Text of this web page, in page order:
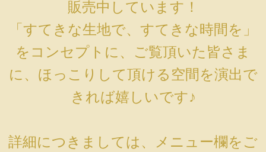
販売中しています！
「すてきな生地で、すてきな時間を」
をコンセプトに、ご覧頂いた皆さま
に、ほっこりして頂ける空間を演出で
きれば嬉しいです♪
詳細につきましては、メニュー欄をご